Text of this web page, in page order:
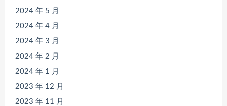
2024 年 5 月
2024 年 4 月
2024 年 3 月
2024 年 2 月
2024 年 1 月
2023 年 12 月
2023 年 11 月